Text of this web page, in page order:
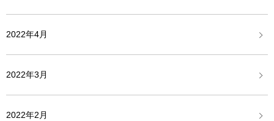
2022年4月
2022年3月
2022年2月